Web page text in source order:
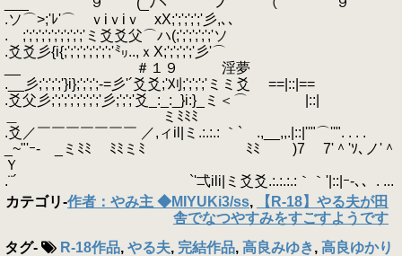
.ソ⌒>;'ﾚ'⌒ ｖiｖiｖ xX;';';';';'彡,､､
. ;';';';';';';';';';'ミ爻爻父⌒ハ(;';';';';';'ソ
.爻爻彡{i{;';';';';';';';'㍉..,ｘX;';';';';'彡'⌒
__ ＃１９ 淫夢
.__彡;';';';'}i};';';';-=彡'´爻爻;'刈;';';';'ミミ爻 ==|::|==
.爻父彡;';';';';';';';'彡;';';'爻_:_:_}i:}_ミ＜⌒ |::|
＿ ミﾐﾐﾐ
.爻／￣￣￣￣￣￣￣ ／,ィil|ミ.:.:.: ｀` .,__,,.|::|''"⌒''". . . .
_~"'ｰ- _ミﾐﾐ ﾐﾐミﾐ ﾐﾐ )7 7'＾'ｿ､ノ'＾
Ｙ
.¨´ `'弌ili|ミ爻爻.:.:.:.:｀｀'|::|ｰ-､、. ...
カテゴリ-作者：やみ主 ◆MIYUKi3/ss,
【R-18】やる夫が田
舎でなつやすみをすごすようです
タグ- R-18作品, やる夫, 完結作品, 高良みゆき, 高良ゆかり